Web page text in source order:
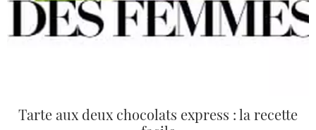
Tarte aux deux chocolats express : la recette